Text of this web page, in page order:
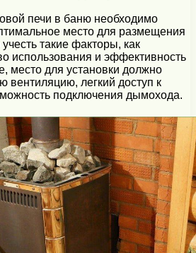
печи в баню необходимо
место для размещения
такие факторы, как
использования и эффективность
место для установки должно
вентиляцию, легкий доступ к
подключения дымохода.